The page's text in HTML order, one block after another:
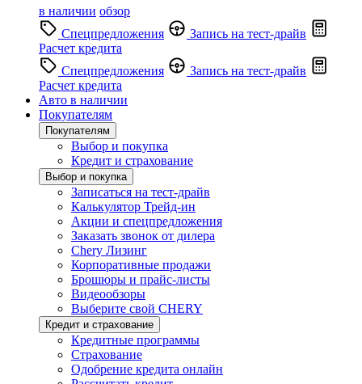
в наличии обзор
Спецпредложения
Запись на тест-драйв
Расчет кредита
Спецпредложения
Запись на тест-драйв
Расчет кредита
Авто в наличии
Покупателям
Покупателям
Выбор и покупка
Кредит и страхование
Выбор и покупка
Записаться на тест-драйв
Калькулятор Трейд-ин
Акции и спецпредложения
Заказать звонок от дилера
Chery Лизинг
Корпоративные продажи
Брошюры и прайс-листы
Видеообзоры
Выберите свой CHERY
Кредит и страхование
Кредитные программы
Страхование
Одобрение кредита онлайн